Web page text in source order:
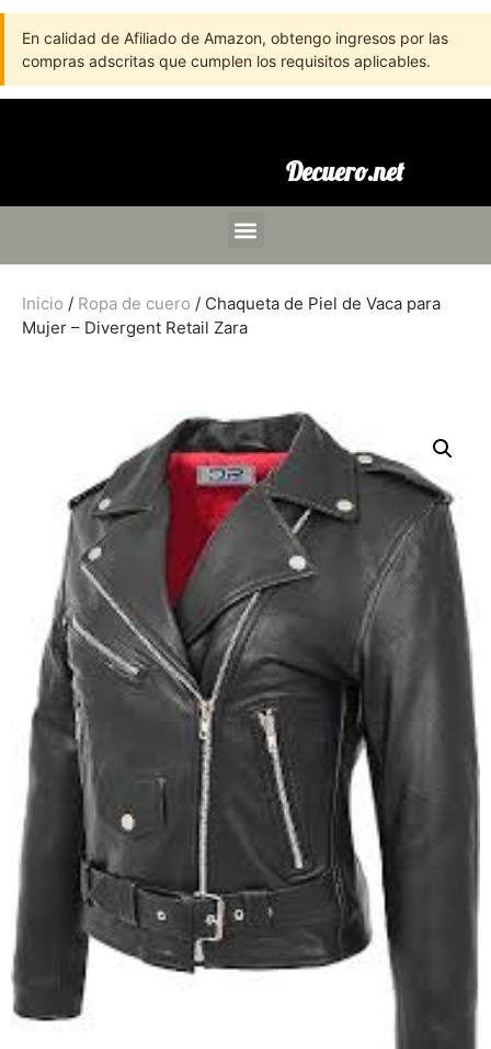
En calidad de Afiliado de Amazon, obtengo ingresos por las
compras adscritas que cumplen los requisitos aplicables.
Decuero.net
Inicio / Ropa de cuero / Chaqueta de Piel de Vaca para
Mujer – Divergent Retail Zara